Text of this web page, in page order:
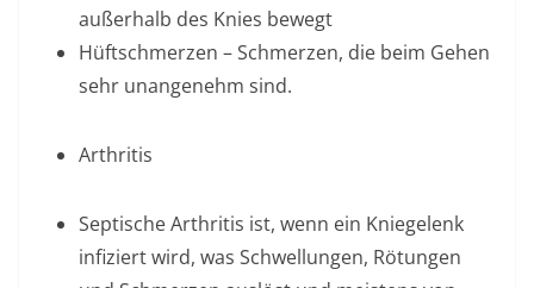
außerhalb des Knies bewegt
Hüftschmerzen – Schmerzen, die beim Gehen
sehr unangenehm sind.
Arthritis
Septische Arthritis ist, wenn ein Kniegelenk
infiziert wird, was Schwellungen, Rötungen